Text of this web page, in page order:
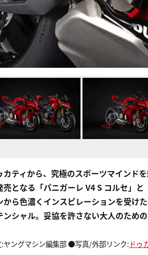
カティから、究極のスポーツマインド
売となる「パニガーレ V4 S コルセ」
から色濃くインスピレーションを受け
ンシャル。妥協を許さない大人のため
ングマシン編集部 ●写真/外部リンク: ドゥ